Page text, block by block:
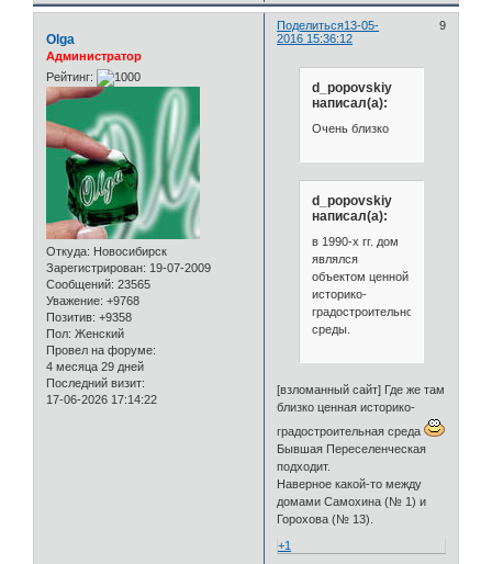
Поделиться 9
13-05-
2016 15:36:12
Olga
Администратор
Рейтинг:
Откуда: Новосибирск
Зарегистрирован: 19-07-2009
Сообщений: 23565
Уважение: +9768
Позитив: +9358
Пол: Женский
Провел на форуме:
4 месяца 29 дней
Последний визит:
17-06-2026 17:14:22
d_popovskiy
написал(а):
Очень близко
d_popovskiy
написал(а):
в 1990-х гг. дом
являлся
объектом ценной
историко-
градостроительной
среды.
[взломанный сайт] Где же там
близко ценная историко-
градостроительная среда
Бывшая Переселенческая
подходит.
Наверное какой-то между
домами Самохина (№ 1) и
Горохова (№ 13).
+1